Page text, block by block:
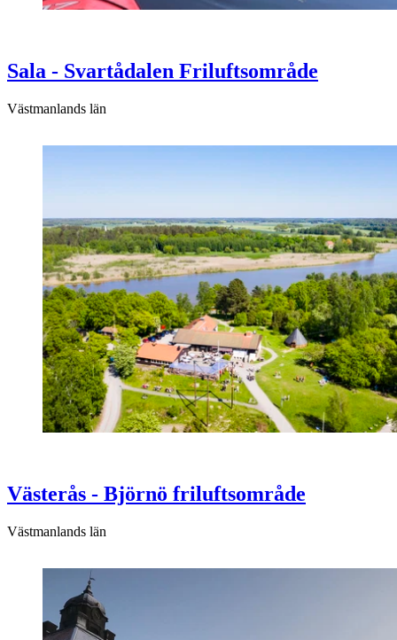
Sala - Svartådalen Friluftsområde
Västmanlands län
Västerås - Björnö friluftsområde
Västmanlands län